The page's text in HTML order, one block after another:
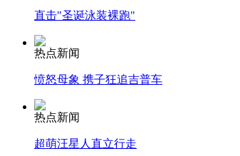
直击"圣诞泳装裸跑"
热点新闻
愤怒母象 携子狂追吉普车
热点新闻
超萌汪星人直立行走